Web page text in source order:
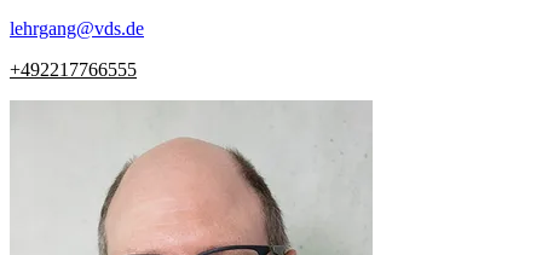
lehrgang@vds.de
+492217766555